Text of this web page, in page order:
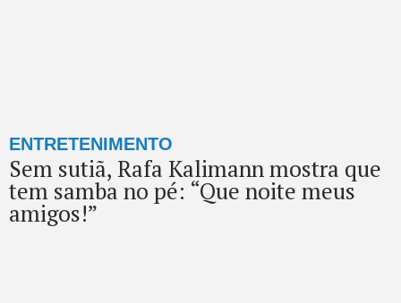
ENTRETENIMENTO
Sem sutiã, Rafa Kalimann mostra que
tem samba no pé: “Que noite meus
amigos!”